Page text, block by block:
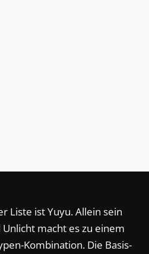
Liste ist Yuyu. Allein sein
macht es zu einem
Kombination. Die Basis-